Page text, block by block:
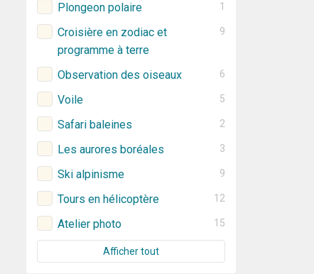
Plongeon polaire 1
Croisière en zodiac et
programme à terre
9
Observation des oiseaux 6
Voile 5
Safari baleines 2
Les aurores boréales 3
Ski alpinisme 9
Tours en hélicoptère 12
Atelier photo 15
Afficher tout